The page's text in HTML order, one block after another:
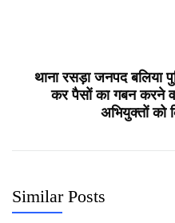
थाना रसड़ा जनपद बलिया
कर पैसों का गबन करने
अभियुक्तों को
Similar Posts